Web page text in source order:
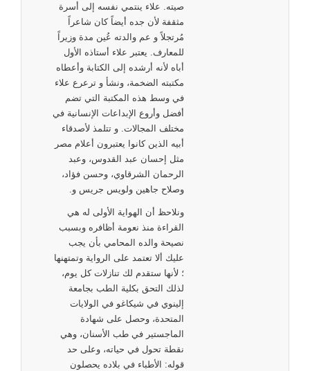
صيته. علاء ينتمي نفسه إلى أسرة
مثقفة لأن جده أيضاً كان شاعراً
مُرتجلاً و عم والدته عُين مدة وزيراً
للمعارف. يعتبر علاء أستاذه الأول
أباه لأنه أرشده إلى الكتابة وأعطاه
مكتبته الضخمة، ونشأ و ترعرع علاء
في وسط هذه المكتبة التي تضم
أفضل وأروع الإبداعات الإنسانية في
مختلف المجالات. و تتلمذ لأصدقاء
أبيه الذين كانوا يعتبرون أعلام مصر
مثل إحسان عبد القدوس، وعبد
الرحمان الشرقاوي، وحسن فؤاد،
وصلاح جاهين ولويس جريس و.
ونلاحظ أن الهواية الأولى له هي
القراءة منذ نعومة أظافره وبسبب
نصيحة والده المحامي بأن يجب
عليك ألا تعتمد علی الرواية وتمتهنها
؛ لأنها ستقدم لك تنازلات كل يوم،
لذلك التحق بكلية الطب بجامعة
إلينوي في شيكاغو في الولايات
المتحدة، وحصل علی شهادة
الماجستير في طب الأسنان، وهي
نقطة تحول في حياته، وعلی حد
قوله: الأطباء في بلاده يحصلون